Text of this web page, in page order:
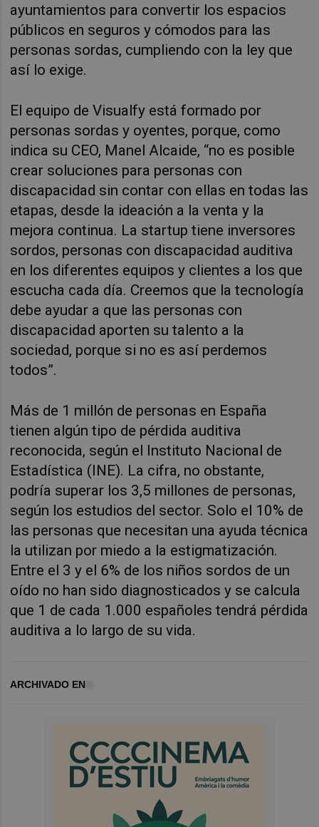
ayuntamientos para convertir los espacios
públicos en seguros y cómodos para las
personas sordas, cumpliendo con la ley que
así lo exige.
El equipo de Visualfy está formado por
personas sordas y oyentes, porque, como
indica su CEO, Manel Alcaide, “no es posible
crear soluciones para personas con
discapacidad sin contar con ellas en todas las
etapas, desde la ideación a la venta y la
mejora continua. La startup tiene inversores
sordos, personas con discapacidad auditiva
en los diferentes equipos y clientes a los que
escucha cada día. Creemos que la tecnología
debe ayudar a que las personas con
discapacidad aporten su talento a la
sociedad, porque si no es así perdemos
todos”.
Más de 1 millón de personas en España
tienen algún tipo de pérdida auditiva
reconocida, según el Instituto Nacional de
Estadística (INE). La cifra, no obstante,
podría superar los 3,5 millones de personas,
según los estudios del sector. Solo el 10% de
las personas que necesitan una ayuda técnica
la utilizan por miedo a la estigmatización.
Entre el 3 y el 6% de los niños sordos de un
oído no han sido diagnosticados y se calcula
que 1 de cada 1.000 españoles tendrá pérdida
auditiva a lo largo de su vida.
ARCHIVADO EN